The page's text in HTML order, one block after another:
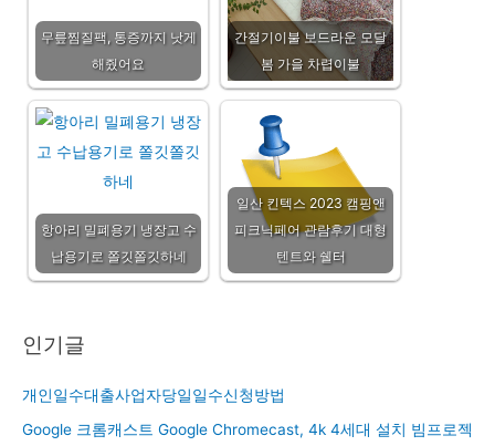
무릎찜질팩, 통증까지 낫게
해줬어요
간절기이불 보드라운 모달
봄 가을 차렵이불
항아리 밀폐용기 냉장고 수
납용기로 쫄깃쫄깃하네
일산 킨텍스 2023 캠핑앤
피크닉페어 관람후기 대형
텐트와 쉘터
인기글
개인일수대출사업자당일일수신청방법
Google 크롬캐스트 Google Chromecast, 4k 4세대 설치 빔프로젝